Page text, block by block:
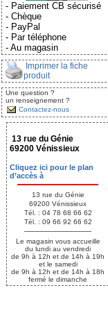
- Paiement CB sécurisé
- Chèque
- PayPal
- Par téléphone
- Au magasin
Imprimer la fiche
produit
Une question ?
un renseignement ?
Contactez-nous
13 rue du Génie
69200 Vénissieux
Cliquez ici pour le plan
d’accès à
13 rue du Génie
69200 Vénissieux
Tél. : 04 78 68 66 62
Tél. : 09 66 92 66 62
Le magasin vous accueille
du lundi au vendredi
de 9h à 12h et de 14h à 19h
et le samedi
de 9h à 12h et de 14h à 18h
fermé le dimanche